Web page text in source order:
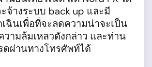
จ้างระบบ back up และมี
ฉินเพื่อที่จะลดความน่าจะเป็น
วามล้มเหลวดังกล่าว และท่าน
ดผ่านทางโทรศัพท์ได้